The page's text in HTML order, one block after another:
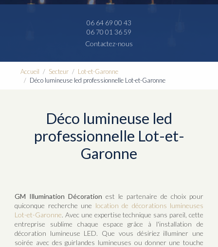
06 64 69 00 43
06 70 01 36 59
Contactez-nous
Accueil Secteur
Lot-et-Garonne
Déco lumineuse led professionnelle Lot-et-Garonne
Déco lumineuse led
professionnelle Lot-et-
Garonne
GM Illumination Décoration est le partenaire de choix pour
quiconque recherche une location de décorations lumineuses
Lot-et-Garonne. Avec une expertise technique sans pareil, cette
entreprise sublime chaque espace grâce à l'installation de
décoration lumineuse LED. Que vous désiriez illuminer une
soirée avec des guirlandes lumineuses ou donner une touche